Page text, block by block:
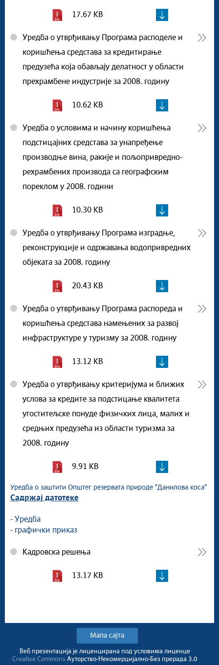
17.67 KB
Уредба о утврђивању Програма расподеле и
коришћења средстава за кредитирање
предузећа која обављају делатност у области
прехрамбене индустрије за 2008. годину
10.62 KB
Уредба о условима и начину коришћења
подстицајних средстава за унапређење
производње вина, ракије и пољопривредно-
рехрамбених производа са географским
пореклом у 2008. години
10.30 KB
Уредба о утврђивању Програма изградње,
реконструкције и одржавања водопривредних
објеката за 2008. годину
20.43 KB
Уредба о утврђивању Програма распореда и
коришћења средстава намењених за развој
инфраструктуре у туризму за 2008. годину
13.12 KB
Уредба о утврђивању критеријума и ближих
услова за кредите за подстицање квалитета
угоститељске понуде физичких лица, малих и
средњих предузећа из области туризма за
2008. годину
9.91 KB
Уредба о заштити Општег резервата природе "Данилова коса"
Садржај датотеке
- Уредба
- графички приказ
Кадровска решења
13.17 KB
Мапа сајта
Веб презентација jе лиценциранa под условима лиценце
Creative CommonsАуторство-Некомерцијално-Без прерада 3.0